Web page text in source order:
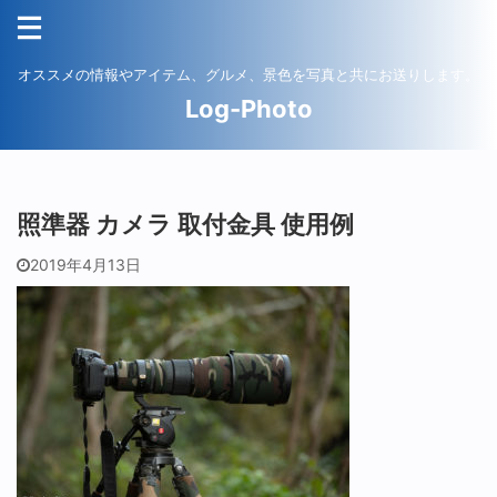
オススメの情報やアイテム、グルメ、景色を写真と共にお送りします。
Log-Photo
照準器 カメラ 取付金具 使用例
2019年4月13日